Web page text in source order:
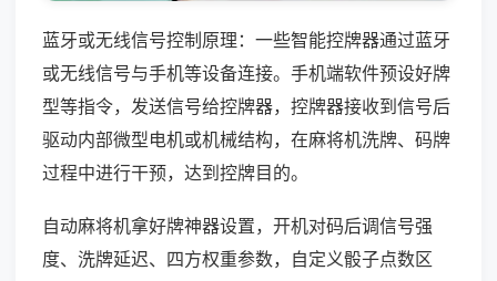
蓝牙或无线信号控制原理：一些智能控牌器通过蓝牙
或无线信号与手机等设备连接。手机端软件预设好牌
型等指令，发送信号给控牌器，控牌器接收到信号后
驱动内部微型电机或机械结构，在麻将机洗牌、码牌
过程中进行干预，达到控牌目的。
自动麻将机拿好牌神器设置，开机对码后调信号强
度、洗牌延迟、四方权重参数，自定义骰子点数区